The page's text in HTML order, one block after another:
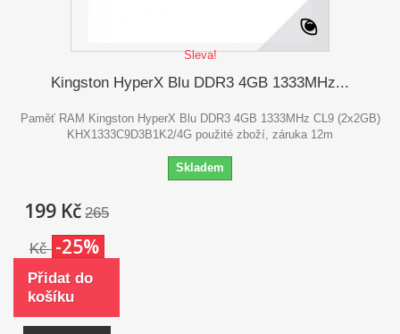
Sleva!
Kingston HyperX Blu DDR3 4GB 1333MHz...
Paměť RAM Kingston HyperX Blu DDR3 4GB 1333MHz CL9 (2x2GB)
KHX1333C9D3B1K2/4G použité zboží, záruka 12m
Skladem
199 Kč 265
Kč -25%
Přidat do
košíku